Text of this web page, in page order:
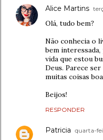
Alice Martins
Olá, tudo bem?
Não conhecia o
bem
vida que estou
Deus. Parece
muitas coisas
Beijos!
RESPONDER
Patricia quarta-